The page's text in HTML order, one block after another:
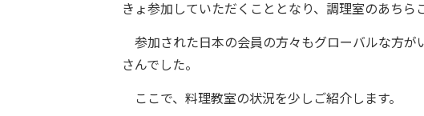
きょ参加していただくこととなり、調理室のあちら
参加された日本の会員の方々もグローバルな方が
さんでした。
ここで、料理教室の状況を少しご紹介します。